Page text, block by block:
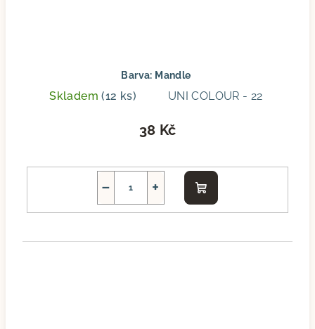
Barva: Mandle
Skladem(12 ks) UNI COLOUR - 22
38 Kč
+
−
Do
košíku